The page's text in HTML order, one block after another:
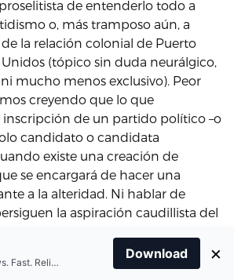
de entenderlo todo a
o, más tramposo aún, a
la relación colonial de Puerto
(tópico sin duda neurálgico,
mucho menos exclusivo). Peor
creyendo que lo que
inscripción de un partido político –o
candidato o candidata
existe una creación de
se encargará de hacer una
a la alteridad. Ni hablar de
la aspiración caudillista del
los problemas colectivos de
como Puerto Rico.
Breaking news. Fast. Reliable.
Download ×